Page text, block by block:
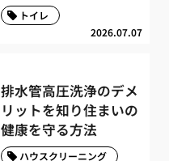
2026.07.07
トイレ
排水管高圧洗浄のデメ
リットを知り住まいの
健康を守る方法
ハウスクリーニング